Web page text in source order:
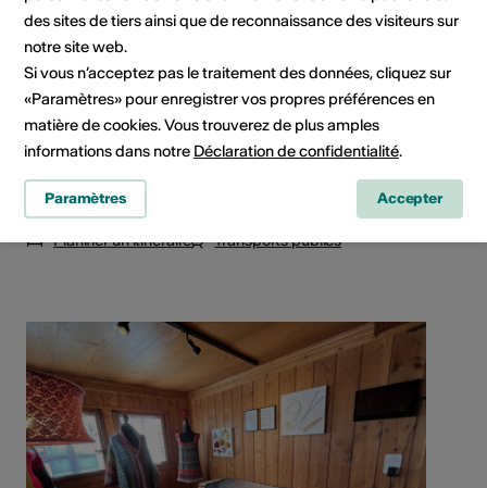
Furkastrasse 665, 3985 Münster VS
Planifier un itinéraire
Transports publics
des sites de tiers ainsi que de reconnaissance des visiteurs sur
notre site web.
Si vous n’acceptez pas le traitement des données, cliquez sur
«Paramètres» pour enregistrer vos propres préférences en
matière de cookies. Vous trouverez de plus amples
informations dans notre Déclaration de confidentialité.
Paramètres Accepter